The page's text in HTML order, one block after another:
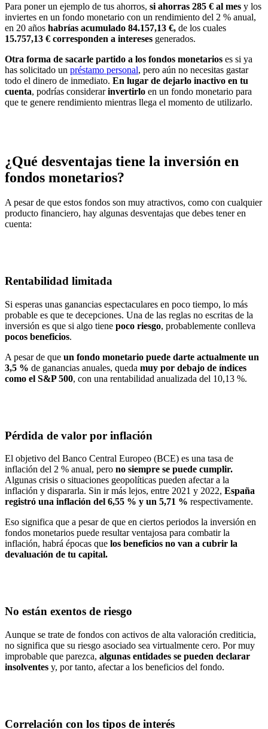
Para poner un ejemplo de tus ahorros, si ahorras 285 € al mes y los
inviertes en un fondo monetario con un rendimiento del 2 % anual,
en 20 años habrías acumulado 84.157,13 €, de los cuales
15.757,13 € corresponden a intereses generados.
Otra forma de sacarle partido a los fondos monetarios es si ya
has solicitado un préstamo personal, pero aún no necesitas gastar
todo el dinero de inmediato. En lugar de dejarlo inactivo en tu
cuenta, podrías considerarinvertirlo en un fondo monetario para
que te genere rendimiento mientras llega el momento de utilizarlo.
¿Qué desventajas tiene la inversión en
fondos monetarios?
A pesar de que estos fondos son muy atractivos, como con cualquier
producto financiero, hay algunas desventajas que debes tener en
cuenta:
Rentabilidad limitada
Si esperas unas ganancias espectaculares en poco tiempo, lo más
probable es que te decepciones. Una de las reglas no escritas de la
inversión es que si algo tiene poco riesgo, probablemente conlleva
pocos beneficios.
A pesar de que un fondo monetario puede darte actualmente un
3,5 % de ganancias anuales, queda muy por debajo de índices
como el S&P 500, con una rentabilidad anualizada del 10,13 %.
Pérdida de valor por inflación
El objetivo del Banco Central Europeo (BCE) es una tasa de
inflación del 2 % anual, pero no siempre se puede cumplir.
Algunas crisis o situaciones geopolíticas pueden afectar a la
inflación y dispararla. Sin ir más lejos, entre 2021 y 2022, España
registró una inflación del 6,55 % y un 5,71 % respectivamente.
Eso significa que a pesar de que en ciertos periodos la inversión en
fondos monetarios puede resultar ventajosa para combatir la
inflación, habrá épocas que los beneficios no van a cubrir la
devaluación de tu capital.
No están exentos de riesgo
Aunque se trate de fondos con activos de alta valoración crediticia,
no significa que su riesgo asociado sea virtualmente cero. Por muy
improbable que parezca, algunas entidades se pueden declarar
insolventes y, por tanto, afectar a los beneficios del fondo.
Correlación con los tipos de interés